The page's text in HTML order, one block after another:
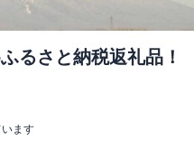
るさと納税返礼品！
ます